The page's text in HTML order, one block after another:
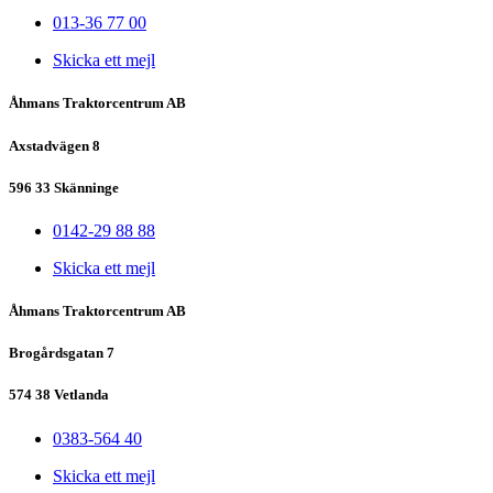
013-36 77 00
Skicka ett mejl
Åhmans Traktorcentrum AB
Axstadvägen 8
596 33 Skänninge
0142-29 88 88
Skicka ett mejl
Åhmans Traktorcentrum AB
Brogårdsgatan 7
574 38 Vetlanda
0383-564 40
Skicka ett mejl